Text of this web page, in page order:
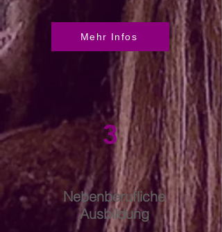
Mehr Infos
3
Nebenberufliche
Ausbildung